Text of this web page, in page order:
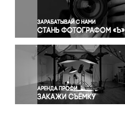
Правосудие
Происшествия и
Религия
Светская жизнь
Спорт
Экология
Экономика и бизнес